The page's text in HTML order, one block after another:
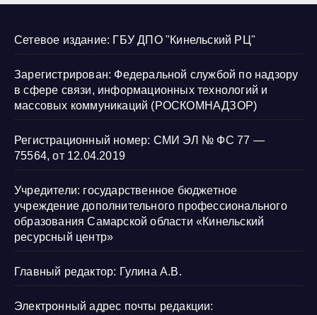
Сетевое издание: ГБУ ДПО "Кинельский РЦ"
Зарегистрирован: Федеральной службой по надзору
в сфере связи, информационных технологий и
массовых коммуникаций (РОСКОМНАДЗОР)
Регистрационный номер: СМИ ЭЛ № ФС 77 —
75564, от 12.04.2019
Учредители: государственное бюджетное
учреждение дополнительного профессионального
образования Самарской области «Кинельский
ресурсный центр»
Главный редактор: Гулина А.В.
Электронный адрес почты редакции: